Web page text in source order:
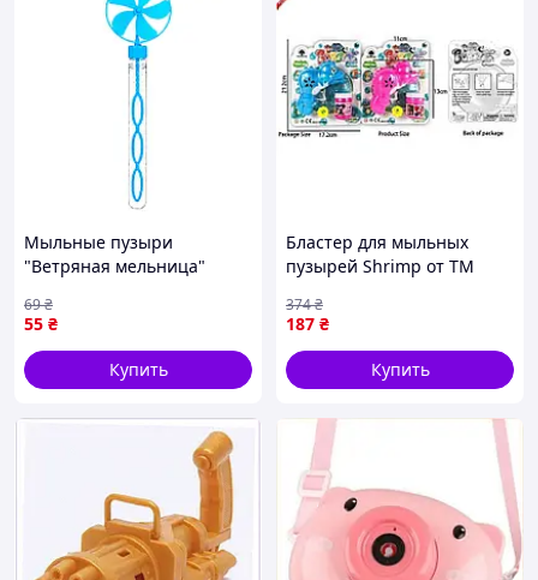
Мыльные пузыри
"Ветряная мельница"
Голубой impulse
55 ₴
69₴
Купить
Бластер для мыльных
пузырей Shrimp от ТМ
времяпрепровождения на
свежем воздухе
187 ₴
374₴
Купить